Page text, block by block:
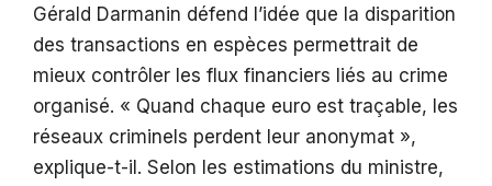
Gérald Darmanin défend l’idée que la disparition
des transactions en espèces permettrait de
mieux contrôler les flux financiers liés au crime
organisé. « Quand chaque euro est traçable, les
réseaux criminels perdent leur anonymat »,
explique-t-il. Selon les estimations du ministre,